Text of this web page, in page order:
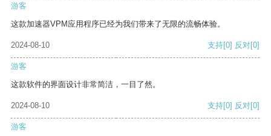
游客
这款加速器VPM应用程序已经为我们带来了无限的流畅体验。
2024-08-10 支持[0] 反对[0]
游客
这款软件的界面设计非常简洁，一目了然。
2024-08-10 支持[0] 反对[0]
游客